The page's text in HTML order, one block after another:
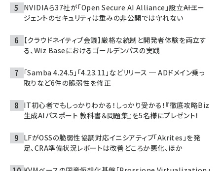
NVIDIAら37社が「Open Secure AI Alliance」設立――AIエー
ジェントのセキュリティは重みの非公開では守れない
【クラウドネイティブ会議】厳格な統制と開発者体験を両立す
る、Wiz Baseにおけるゴールデンパスの実践
「Samba 4.24.5」「4.23.11」などリリース ─ ADドメイン乗っ
取りなど6件の脆弱性を修正
IT初心者でもしっかりわかる！しっかり受かる！『徹底攻略Biz
生成AIパスポート 教科書＆問題集』を5名様にプレゼント！
LFがOSSの脆弱性協調対応イニシアティブ「Akrites」を発
足、CRA準備状況レポートは改善どころか悪化、ほか